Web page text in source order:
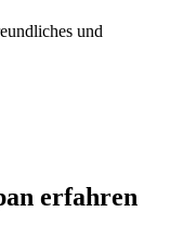
und
erfahren